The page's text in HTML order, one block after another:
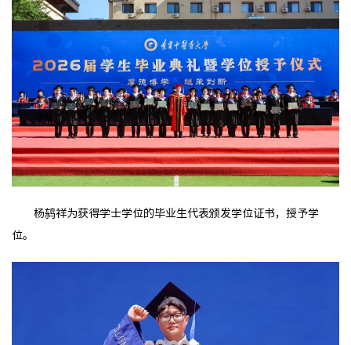
杨鸫祥为获得学士学位的毕业生代表颁发学位证书，授予学
位。